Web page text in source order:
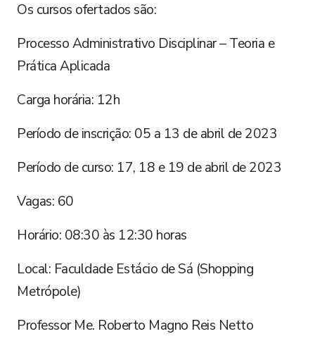
Os cursos ofertados são:
Processo Administrativo Disciplinar – Teoria e
Prática Aplicada
Carga horária: 12h
Período de inscrição: 05 a 13 de abril de 2023
Período de curso: 17, 18 e 19 de abril de 2023
Vagas: 60
Horário: 08:30 às 12:30 horas
Local: Faculdade Estácio de Sá (Shopping
Metrópole)
Professor Me. Roberto Magno Reis Netto